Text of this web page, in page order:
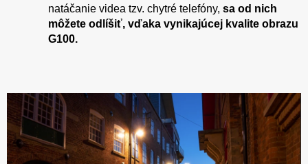
natáčanie videa tzv. chytré telefóny, sa od nich
môžete odlíšiť, vďaka vynikajúcej kvalite obrazu
G100.